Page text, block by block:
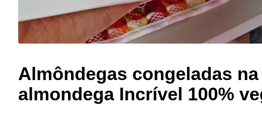
Almôndegas congeladas
almondega Incrível 100%